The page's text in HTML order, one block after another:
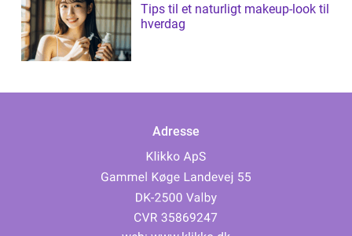
Tips til et naturligt makeup-look til
hverdag
Adresse